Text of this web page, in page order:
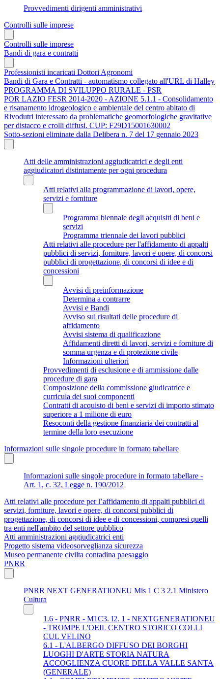
Provvedimenti dirigenti amministrativi
Controlli sulle imprese
Controlli sulle imprese
Bandi di gara e contratti
Professionisti incaricati Dottori Agronomi
Bandi di Gara e Contratti - automatismo collegato all'URL di Halley
PROGRAMMA DI SVILUPPO RURALE - PSR
POR LAZIO FESR 2014-2020 - AZIONE 5.1.1 - Consolidamento
e risanamento idrogeologico e ambientale del centro abitato di
Rivodutri interessato da problematiche geomorfologiche gravitative
per distacco e crolli diffusi. CUP: F29D15001630002
Sotto-sezioni eliminate dalla Delibera n. 7 del 17 gennaio 2023
Atti delle amministrazioni aggiudicatrici e degli enti
aggiudicatori distintamente per ogni procedura
Atti relativi alla programmazione di lavori, opere,
servizi e forniture
Programma biennale degli acquisiti di beni e
servizi
Programma triennale dei lavori pubblici
Atti relativi alle procedure per l'affidamento di appalti
pubblici di servizi, forniture, lavori e opere, di concorsi
pubblici di progettazione, di concorsi di idee e di
concessioni
Avvisi di preinformazione
Determina a contrarre
Avvisi e Bandi
Avviso sui risultati delle procedure di
affidamento
Avvisi sistema di qualificazione
Affidamenti diretti di lavori, servizi e forniture di
somma urgenza e di protezione civile
Informazioni ulteriori
Provvedimenti di esclusione e di ammissione dalle
procedure di gara
Composizione della commissione giudicatrice e
curricula dei suoi componenti
Contratti di acquisto di beni e servizi di importo stimato
superiore a 1 milione di euro
Resoconti della gestione finanziaria dei contratti al
termine della loro esecuzione
Informazioni sulle singole procedure in formato tabellare
Informazioni sulle singole procedure in formato tabellare -
Art. 1, c. 32, Legge n. 190/2012
Atti relativi alle procedure per l’affidamento di appalti pubblici di
servizi, forniture, lavori e opere, di concorsi pubblici di
progettazione, di concorsi di idee e di concessioni, compresi quelli
tra enti nell'ambito del settore pubblico
Atti amministrazioni aggiudicatrici enti
Progetto sistema videosorveglianza sicurezza
Museo permanente civilta contadina paesaggio
PNRR
PNRR NEXT GENERATIONEU Mis 1 C 3 2.1 Ministero
Cultura
1.6 - PNRR - M1C3. I2. 1 - NEXTGENERATIONEU
- TROMPE L'OEIL CENTRO STORICO COLLI
CUL VELINO
6.1 - L'ALBERGO DIFFUSO DEI BORGHI
LUOGHI D'ARTE STORIA NATURA
ACCOGLIENZA CUORE DELLA VALLE SANTA
(GENERALE)